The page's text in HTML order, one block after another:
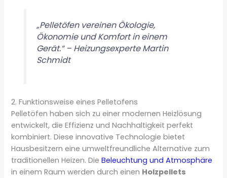
„Pelletöfen vereinen Ökologie,
Ökonomie und Komfort in einem
Gerät.“ – Heizungsexperte Martin
Schmidt
2. Funktionsweise eines Pelletofens
Pelletöfen haben sich zu einer modernen Heizlösung
entwickelt, die Effizienz und Nachhaltigkeit perfekt
kombiniert. Diese innovative Technologie bietet
Hausbesitzern eine umweltfreundliche Alternative zum
traditionellen Heizen. DieBeleuchtung und Atmosphäre
in einem Raum werden durch einen Holzpellets